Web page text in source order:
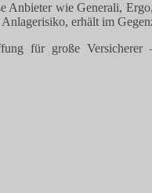
wie Generali,
erhält im
für große